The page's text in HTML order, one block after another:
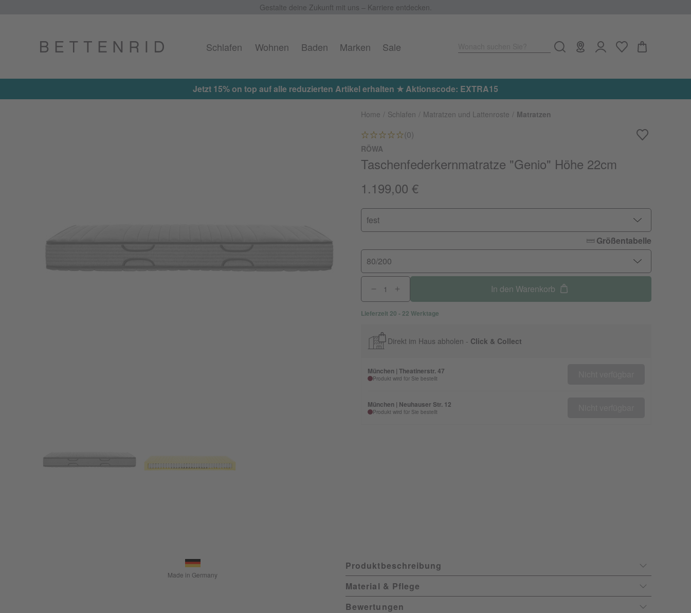
Gestalte deine Zukunft mit uns – Karriere entdecken.
Schlafen Wohnen Baden Marken Sale
Jetzt 15% on top auf alle reduzierten Artikel erhalten ★ Aktionscode: EXTRA15
Home Schlafen Matratzen und Lattenroste Matratzen
(0)
RÖWA
Taschenfederkernmatratze "Genio" Höhe 22cm
1.199,00 €
fest
Größentabelle
80/200
In den Warenkorb
Lieferzeit 20 - 22 Werktage
Direkt im Haus abholen - Click & Collect
München | Theatinerstr. 47
Produkt wird für Sie bestellt
München | Neuhauser Str. 12
Produkt wird für Sie bestellt
Made in Germany
Produktbeschreibung
Material & Pflege
Bewertungen